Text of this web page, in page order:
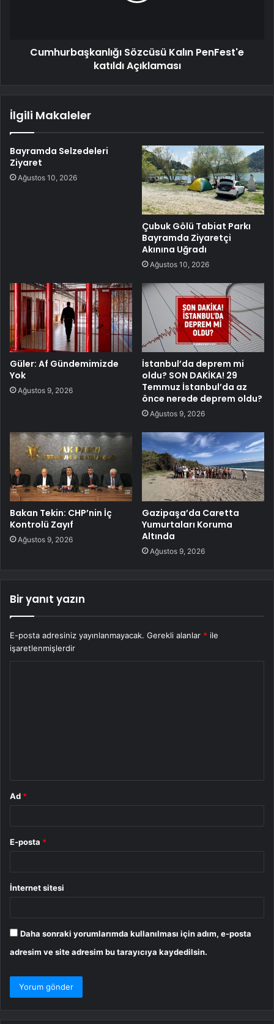
Cumhurbaşkanlığı Sözcüsü Kalın PenFest'e
katıldı Açıklaması
İlgili Makaleler
Bayramda Selzedeleri
Ziyaret
Ağustos 10, 2026
Çubuk Gölü Tabiat Parkı
Bayramda Ziyaretçi
Akınına Uğradı
Ağustos 10, 2026
Güler: Af Gündemimizde
Yok
Ağustos 9, 2026
İstanbul’da deprem mi
oldu? SON DAKİKA! 29
Temmuz İstanbul’da az
önce nerede deprem oldu?
Ağustos 9, 2026
Bakan Tekin: CHP’nin İç
Kontrolü Zayıf
Ağustos 9, 2026
Gazipaşa’da Caretta
Yumurtaları Koruma
Altında
Ağustos 9, 2026
Bir yanıt yazın
E-posta adresiniz yayınlanmayacak. Gerekli alanlar * ile
işaretlenmişlerdir
Ad *
E-posta *
İnternet sitesi
Daha sonraki yorumlarımda kullanılması için adım, e-posta
adresim ve site adresim bu tarayıcıya kaydedilsin.